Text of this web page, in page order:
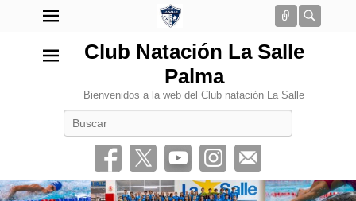
Conectar
Club Natación La Salle
Palma
Bienvenidos a la web del Club natación La Salle